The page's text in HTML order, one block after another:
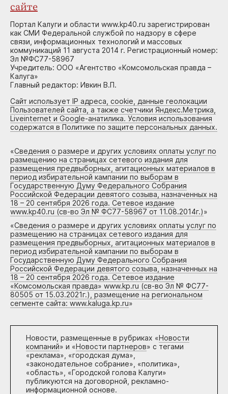
сайте
Портал Калуги и области www.kp40.ru зарегистрирован
как СМИ Федеральной службой по надзору в сфере
связи, информационных технологий и массовых
коммуникаций 11 августа 2014 г. Регистрационный номер:
Эл №ФС77-58967
Учредитель: ООО «Агентство «Комсомольская правда –
Калуга»
Главный редактор: Ивкин В.П.
Сайт использует IP адреса, cookie, данные геолокации
Пользователей сайта, а также счетчики Яндекс.Метрика,
Liveinternet и Google-анатилика. Условия использования
содержатся в Политике по защите персональных данных.
«Сведения о размере и других условиях оплаты услуг по
размещению на страницах сетевого издания для
размещения предвыборных, агитационных материалов в
период избирательной кампании по выборам в
Государственную Думу Федерального Собрания
Российской Федерации девятого созыва, назначенных на
18 – 20 сентября 2026 года. Сетевое издание
www.kp40.ru (св-во Эл № ФС77-58967 от 11.08.2014г.)»
«Сведения о размере и других условиях оплаты услуг по
размещению на страницах сетевого издания для
размещения предвыборных, агитационных материалов в
период избирательной кампании по выборам в
Государственную Думу Федерального Собрания
Российской Федерации девятого созыва, назначенных на
18 – 20 сентября 2026 года. Сетевое издание
«Комсомольская правда» www.kp.ru (св-во Эл № ФС77-
80505 от 15.03.2021г.), размещение на региональном
сегменте сайта: www.kaluga.kp.ru»
Новости, размещенные в рубриках «Новости
компаний» и «Новости партнеров» с тегами
«реклама», «городская дума»,
«законодательное собрание», «политика»,
«область», «Городской голова Калуги»
публикуются на договорной, рекламно-
информационной основе.